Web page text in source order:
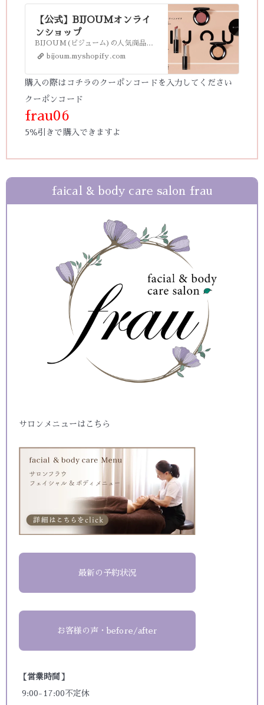
【公式】BIJOUMオンライ
ンショップ
BIJOUM(ビジューム)の人気商品をいつでもご購入いただけるオンラインショップ。BIJOUMが取扱うシャドウやアイブロウ、チーク、リップ、ブラシなどの商品情報をはじめ、化粧品に関するQ&Aをご覧いただけます。
bijoum.myshopify.com
購入の際はコチラのクーポンコードを入力してください
クーポンコード
frau06
5％引き で購入できますよ
faical & body care salon frau
サロンメニューはこちら
最新の予約状況
お客様の声・before/after
【営業時間】
9:00-17:00不定休